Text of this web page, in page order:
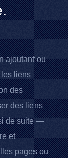
ajoutant ou
liens
des
des liens
de suite —
et
pages ou